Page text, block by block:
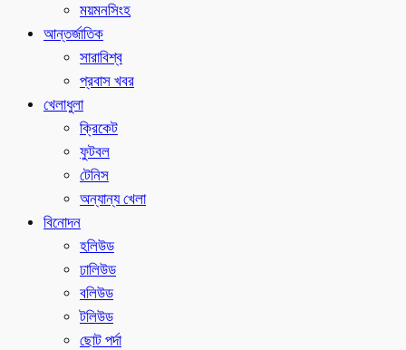
ময়মনসিংহ
আন্তর্জাতিক
সারাবিশ্ব
প্রবাস খবর
খেলাধুলা
ক্রিকেট
ফুটবল
টেনিস
অন্যান্য খেলা
বিনোদন
হলিউড
ঢালিউড
বলিউড
টলিউড
ছোট পর্দা